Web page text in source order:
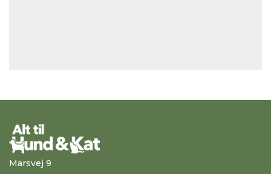
Marsvej 9